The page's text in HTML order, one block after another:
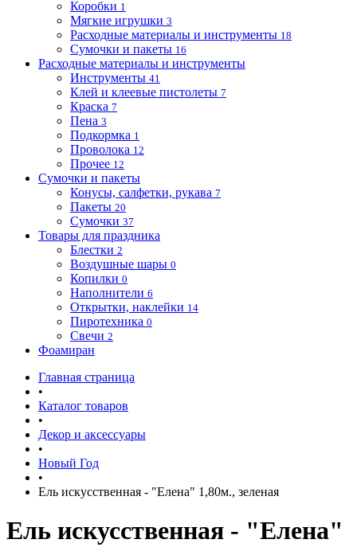
Коробки 1
Мягкие игрушки 3
Расходные материалы и инструменты 18
Сумочки и пакеты 16
Расходные материалы и инструменты
Инструменты 41
Клей и клеевые пистолеты 7
Краска 7
Пена 3
Подкормка 1
Проволока 12
Прочее 12
Сумочки и пакеты
Конусы, салфетки, рукава 7
Пакеты 20
Сумочки 37
Товары для праздника
Блестки 2
Воздушные шары 0
Копилки 0
Наполнители 6
Открытки, наклейки 14
Пиротехника 0
Свечи 2
Фоамиран
Главная страница
•
Каталог товаров
•
Декор и аксессуары
•
Новый Год
•
Ель искусственная - "Елена" 1,80м., зеленая
Ель искусственная - "Елена"